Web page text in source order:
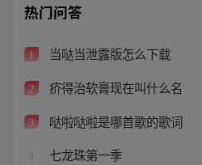
热门问答
1 当哒当泄露版怎么下载
2 疥得治软膏现在叫什么名
3 哒啦哒啦是哪首歌的歌词
4 七龙珠第一季